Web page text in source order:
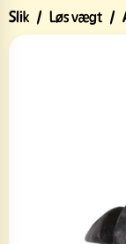
Slik / Løs vægt /